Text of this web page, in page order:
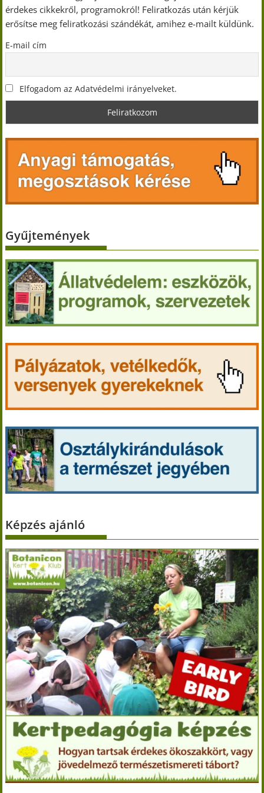
érdekes cikkekről, programokról! Feliratkozás után kérjük
erősítse meg feliratkozási szándékát, amihez e-mailt küldünk.
E-mail cím
Elfogadom az Adatvédelmi irányelveket.
Gyűjtemények
Képzés ajánló